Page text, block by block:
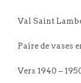
Val Saint
Paire de vases
Vers 1940 –